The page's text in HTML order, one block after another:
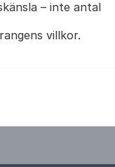
– inte antal
villkor.